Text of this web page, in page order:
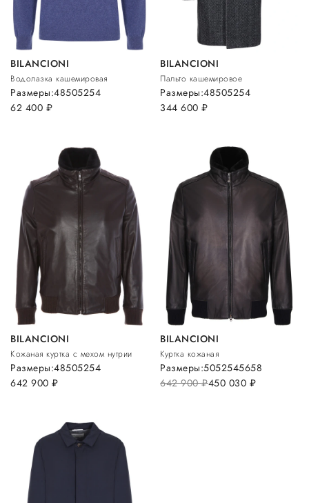
BILANCIONI
Водолазка кашемировая
62 400 руб.
Размеры:48505254
BILANCIONI
Пальто кашемировое
344 600руб.
Размеры:48505254
BILANCIONI
Кожаная куртка с мехом нутрии
642 900 руб.
Размеры:48505254
BILANCIONI
Куртка кожаная
642 900руб.450 030 руб.
Размеры:5052545658